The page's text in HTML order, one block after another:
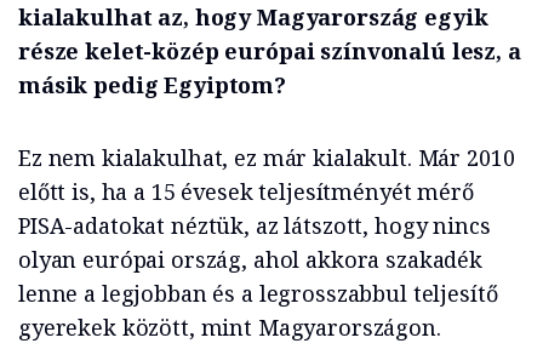
kialakulhat az, hogy Magyarország egyik
része kelet-közép európai színvonalú lesz, a
másik pedig Egyiptom?
Ez nem kialakulhat, ez már kialakult. Már 2010
előtt is, ha a 15 évesek teljesítményét mérő
PISA-adatokat néztük, az látszott, hogy nincs
olyan európai ország, ahol akkora szakadék
lenne a legjobban és a legrosszabbul teljesítő
gyerekek között, mint Magyarországon.